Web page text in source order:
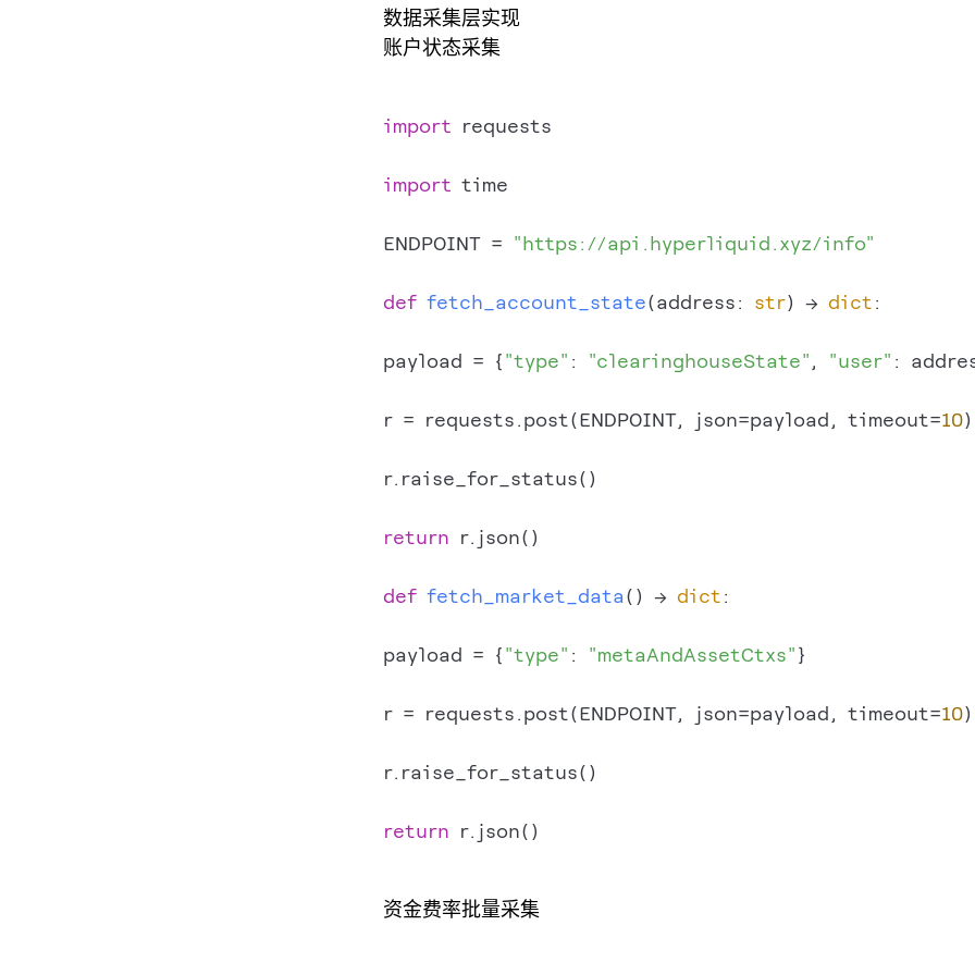
数据采集层实现
账户状态采集
import requests
import time
ENDPOINT = "https://api.hyperliquid.xyz/info"
def fetch_account_state(address: str) -> dict:
payload = {"type" : "clearinghouseState", "user" :
r = requests.post(ENDPOINT, json=payload, timeout=10)
r.raise_for_status()
return r.json()
def fetch_market_data() -> dict:
payload = {"type" : "metaAndAssetCtxs"}
r = requests.post(ENDPOINT, json=payload, timeout=10)
r.raise_for_status()
return r.json()
资金费率批量采集